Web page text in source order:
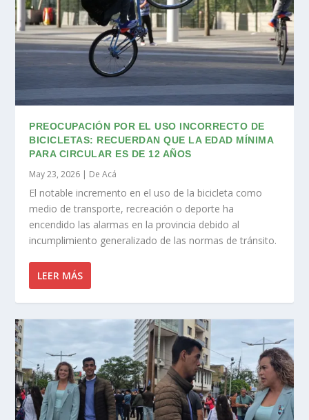
PREOCUPACIÓN POR EL USO INCORRECTO DE
BICICLETAS: RECUERDAN QUE LA EDAD MÍNIMA
PARA CIRCULAR ES DE 12 AÑOS
May 23, 2026 | De Acá
El notable incremento en el uso de la bicicleta como
medio de transporte, recreación o deporte ha
encendido las alarmas en la provincia debido al
incumplimiento generalizado de las normas de tránsito.
LEER MÁS